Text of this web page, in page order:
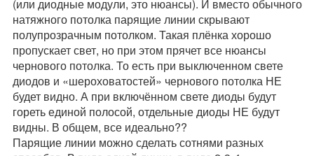
(или диодные модули, это нюансы). И вместо обычного
натяжного потолка парящие линии скрывают
полупрозрачным потолком. Такая плёнка хорошо
пропускает свет, но при этом прячет все нюансы
чернового потолка. То есть при выключенном свете
диодов и «шероховатостей» чернового потолка НЕ
будет видно. А при включённом свете диоды будут
гореть единой полосой, отдельные диоды НЕ будут
видны. В общем, все идеально??
Парящие линии можно сделать сотнями разных